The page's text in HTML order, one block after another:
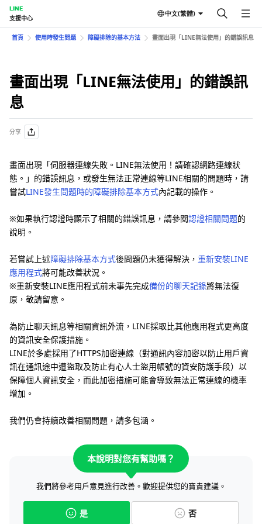
LINE
支援中心
中文(繁體)
首頁 使用時發生問題 障礙排除的基本方法 畫面出現「LINE無法使用」的錯誤訊息
畫面出現「LINE無法使用」的錯誤訊
息
分享
畫面出現「伺服器連線失敗。LINE無法使用！請確認網路連線狀
態。」的錯誤訊息，或發生無法正常連線等LINE相關的問題時，請
嘗試LINE發生問題時的障礙排除基本方式內記載的操作。
※如果執行認證時顯示了相關的錯誤訊息，請參閱認證相關問題的
說明。
若嘗試上述障礙排除基本方式後問題仍未獲得解決， 重新安裝LINE
應用程式將可能改善狀況。
※重新安裝LINE應用程式前未事先完成備份的聊天記錄將無法復
原，敬請留意。
為防止聊天訊息等相關資訊外流，LINE採取比其他應用程式更高度
的資訊安全保護措施。
LINE於多處採用了HTTPS加密連線（對通訊內容加密以防止用戶資
訊在通訊途中遭盜取及防止有心人士盜用帳號的資安防護手段）以
保障個人資訊安全，而此加密措施可能會導致無法正常連線的機率
增加。
我們仍會持續改善相關問題，請多包涵。
本說明對您有幫助嗎？
我們將參考用戶意見進行改善。歡迎提供您的寶貴建議。
是 否